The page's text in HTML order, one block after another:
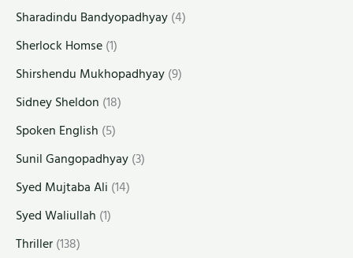
Sharadindu Bandyopadhyay(4)
Sherlock Homse(1)
Shirshendu Mukhopadhyay(9)
Sidney Sheldon (18)
Spoken English (5)
Sunil Gangopadhyay(3)
Syed Mujtaba Ali (14)
Syed Waliullah (1)
Thriller(138)